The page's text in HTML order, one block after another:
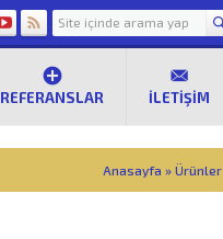
REFERANSLAR İLETIŞIM
Anasayfa » Ürünler